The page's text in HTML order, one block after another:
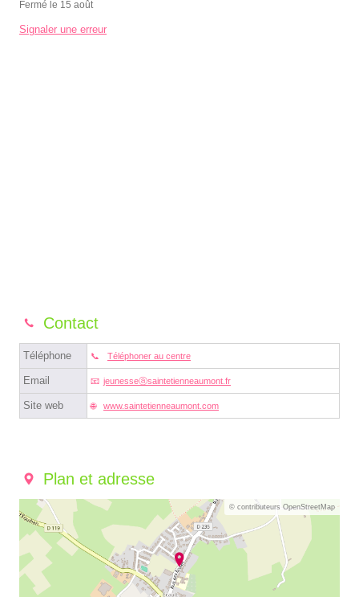
Fermé le 15 août
Signaler une erreur
Contact
Téléphone Téléphoner au centre
Email jeunesseⓐsaintetienneaumont.fr
Site web www.saintetienneaumont.com
Plan et adresse
© contributeurs OpenStreetMap